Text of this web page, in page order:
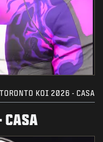
TORONTO KOI 2026 - CASA
CASA